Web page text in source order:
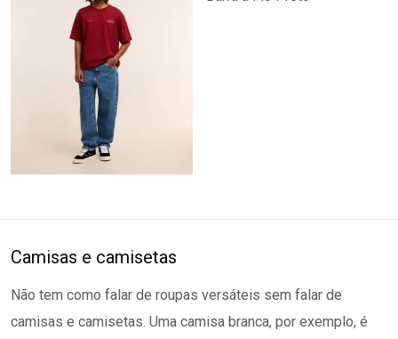
Camisas e camisetas
Não tem como falar de roupas versáteis sem falar de
camisas e camisetas. Uma camisa branca, por exemplo, é